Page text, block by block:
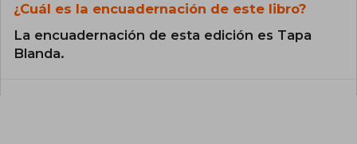
¿Cuál es la encuadernación de este libro?
La encuadernación de esta edición es Tapa
Blanda.